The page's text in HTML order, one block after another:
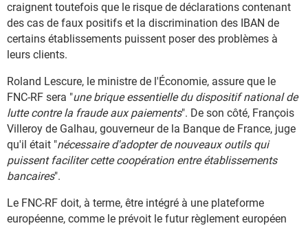
craignent toutefois que le risque de déclarations contenant
des cas de faux positifs et la discrimination des IBAN de
certains établissements puissent poser des problèmes à
leurs clients.
Roland Lescure, le ministre de l'Économie, assure que le
FNC-RF sera "une brique essentielle du dispositif national de
lutte contre la fraude aux paiements". De son côté, François
Villeroy de Galhau, gouverneur de la Banque de France, juge
qu'il était "nécessaire d'adopter de nouveaux outils qui
puissent faciliter cette coopération entre établissements
bancaires".
Le FNC-RF doit, à terme, être intégré à une plateforme
européenne, comme le prévoit le futur règlement européen